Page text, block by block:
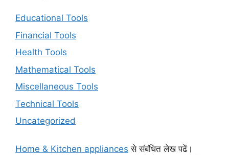
Educational Tools
Financial Tools
Health Tools
Mathematical Tools
Miscellaneous Tools
Technical Tools
Uncategorized
Home & Kitchen appliances से संबंधित लेख पढें।